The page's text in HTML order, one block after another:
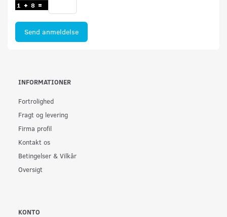
Send anmeldelse
INFORMATIONER
Fortrolighed
Fragt og levering
Firma profil
Kontakt os
Betingelser & Vilkår
Oversigt
KONTO